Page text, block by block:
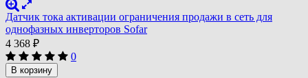
Датчик тока активации ограничения продажи в сеть для
однофазных инверторов Sofar
4 368 ₽
0
В корзину